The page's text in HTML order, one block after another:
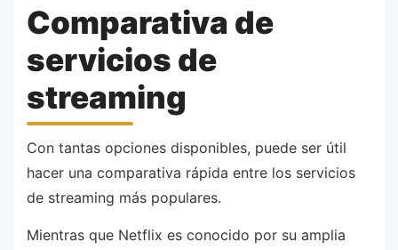
Comparativa de
servicios de
streaming
Con tantas opciones disponibles, puede ser útil
hacer una comparativa rápida entre los servicios
de streaming más populares.
Mientras que Netflix es conocido por su amplia